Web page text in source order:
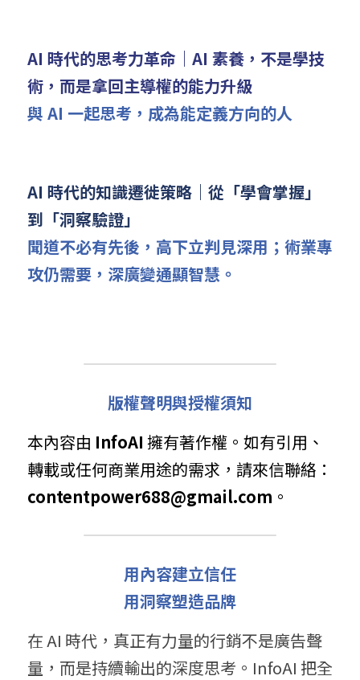
AI 時代的思考力革命｜AI 素養，不是學技
術，而是拿回主導權的能力升級
與 AI 一起思考，成為能定義方向的人
AI 時代的知識遷徙策略｜從「學會掌握」
到「洞察驗證」
聞道不必有先後，高下立判見深用；術業專
攻仍需要，深廣變通顯智慧。
版權聲明與授權須知
本內容由 InfoAI 擁有著作權。如有引用、
contentpower688@gmail.com 。
用內容建立信任
用洞察塑造品牌
在 AI 時代，真正有力量的行銷不是廣告聲
量，而是持續輸出的深度思考。InfoAI 把全